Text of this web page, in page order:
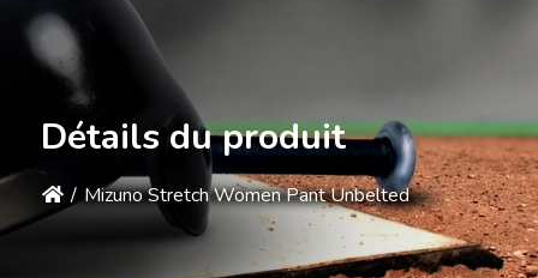
Détails du produit
/ Mizuno Stretch Women Pant Unbelted